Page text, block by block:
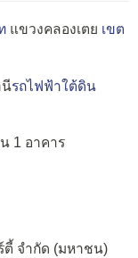
แขวงคลองเตย เขต
นีรถไฟฟ้าใต้ดิน
1 อาคาร
ตี้ จำกัด (มหาชน)